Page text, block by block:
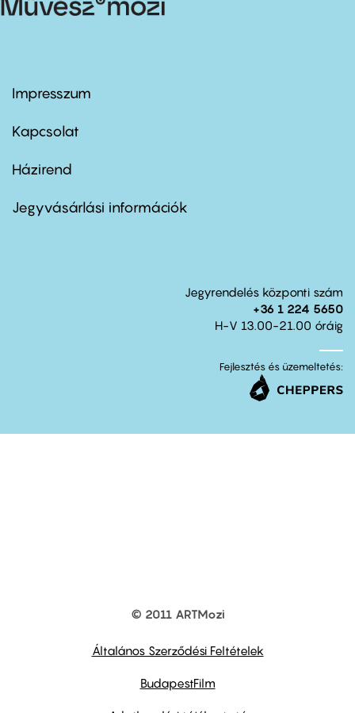
Footer
first
Impresszum
Kapcsolat
Footer
second
Házirend
Jegyvásárlási információk
Jegyrendelés központi szám
+36 1 224 5650
H-V 13.00-21.00 óráig
Fejlesztés és üzemeltetés:
© 2011 ARTMozi
Általános Szerződési Feltételek
BudapestFilm